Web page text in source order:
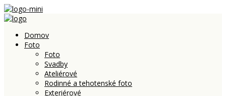
Domov
Foto
Foto
Svadby
Ateliérové
Rodinné a tehotenské foto
Exteriérové